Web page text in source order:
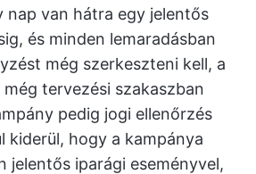
nap van hátra egy jelentős
és minden lemaradásban
még szerkeszteni kell, a
tervezési szakaszban
pedig jogi ellenőrzés
kiderül, hogy a kampánya
jelentős iparági eseményvel,